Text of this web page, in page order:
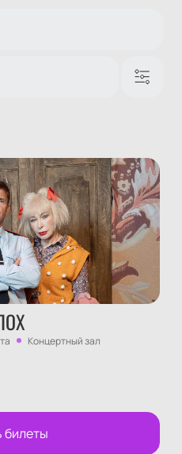
Концертный зал
билеты